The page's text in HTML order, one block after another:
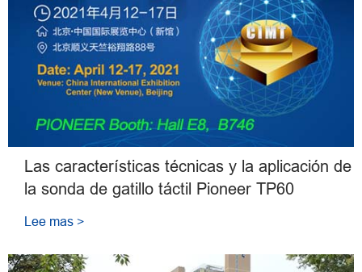
Las características técnicas y la aplicación de
la sonda de gatillo táctil Pioneer TP60
Lee mas >